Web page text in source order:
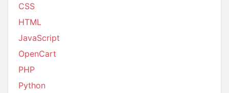
CSS
HTML
JavaScript
OpenCart
PHP
Python